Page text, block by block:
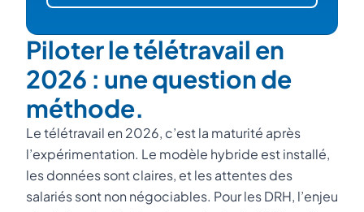
Piloter le télétravail en
2026 : une question de
méthode.
Le télétravail en 2026, c’est la maturité après
l’expérimentation. Le modèle hybride est installé,
les données sont claires, et les attentes des
salariés sont non négociables. Pour les DRH, l’enjeu